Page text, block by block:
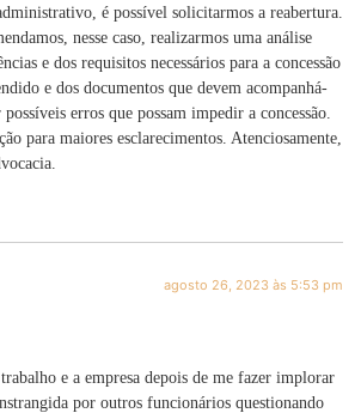
é possível solicitarmos a reabertura.
nesse caso, realizarmos uma análise
e dos requisitos necessários para a concessão
e dos documentos que devem acompanhá-
erros que possam impedir a concessão.
para maiores esclarecimentos. Atenciosamente,
agosto 26, 2023 às 5:53 pm
e a empresa depois de me fazer implorar
por outros funcionários questionando